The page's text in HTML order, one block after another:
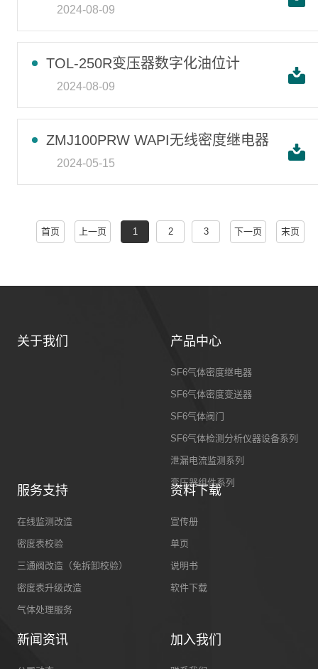
2024-08-09
TOL-250R变压器数字化油位计
2024-08-09
ZMJ100PRW WAPI无线密度继电器
2024-05-15
首页 上一页 1 2 3 下一页 末页
关于我们 产品中心
SF6气体密度继电器
SF6气体密度变送器
SF6气体阀门
SF6气体检测分析仪器设备系列
泄漏电流监测系列
变压器组件系列
服务支持
在线监测改造
密度表校验
三通阀改造（免拆卸校验）
密度表升级改造
气体处理服务
资料下载
宣传册
单页
说明书
软件下载
新闻资讯 加入我们